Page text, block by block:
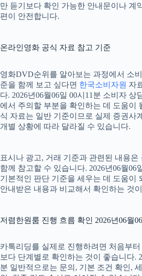
만 듣기보다 확인 가능한 안내문이나 계
편이 안전합니다.
온라인영화 공식 자료 참고 기준
영화DVD순위를 알아보는 과정에서 소
준을 함께 보고 싶다면 한국소비자원 자
다. 2026년06월06일 00시11분 소비자 상
에서 주의할 부분을 확인하는 데 도움이
식 자료는 일반 기준이므로 실제 증권사
개별 상황에 따라 달라질 수 있습니다.
표시나 광고, 거래 기준과 관련된 내용은
함께 참고할 수 있습니다. 2026년06월06
기본적인 판단 기준을 세우는 데 도움이
안내받은 내용과 비교해서 확인하는 것
저렴한원룸 진행 흐름 확인 2026년06월
카톡리딩를 실제로 진행하려면 처음부터
보다 단계별로 확인하는 것이 좋습니다.
분 일반적으로는 문의, 기본 조건 확인,